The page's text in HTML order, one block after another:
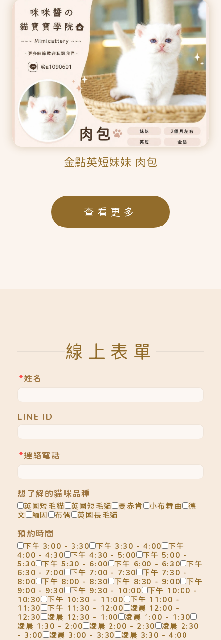
金點英短妹妹 肉包
查看更多
線上表單
*姓名
LINE ID
*連絡電話
想了解的貓咪品種
英國短毛貓 英國短毛貓 曼赤肯 小布舞曲
德
文
緬因 布偶 英國長毛貓
預約時間
下午 3:00 - 3:30 下午 3:30 - 4:00
下午
4:00 - 4:30
下午 4:30 - 5:00
下午 5:00 -
5:30
下午 5:30 - 6:00 下午 6:00 - 6:30
下午
6:30 - 7:00
下午 7:00 - 7:30
下午 7:30 -
8:00
下午 8:00 - 8:30 下午 8:30 - 9:00
下午
9:00 - 9:30
下午 9:30 - 10:00
下午 10:00 -
10:30
下午 10:30 - 11:00
下午 11:00 -
11:30
下午 11:30 - 12:00
凌晨 12:00 -
12:30
凌晨 12:30 - 1:00
凌晨 1:00 - 1:30
凌晨 1:30 - 2:00
凌晨 2:00 - 2:30
凌晨 2:30
- 3:00
凌晨 3:00 - 3:30 凌晨 3:30 - 4:00